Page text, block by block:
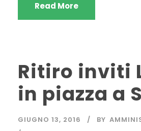
Read More
Ritiro inviti
in piazza a
GIUGNO 13, 2016 BY